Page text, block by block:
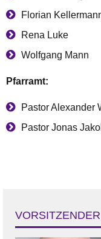
Florian
Rena Luke
Wolfgang Mann
Pfarramt:
Pastor Alexander
Pastor Jonas
VORSITZENDER